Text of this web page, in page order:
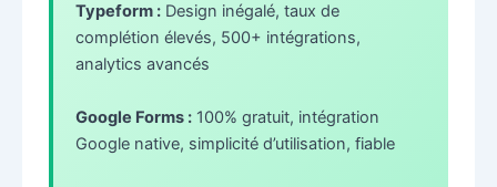
Typeform :Design inégalé, taux de
complétion élevés, 500+ intégrations,
analytics avancés
Google Forms :100% gratuit, intégration
Google native, simplicité d’utilisation, fiable